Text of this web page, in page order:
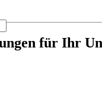
für Ihr